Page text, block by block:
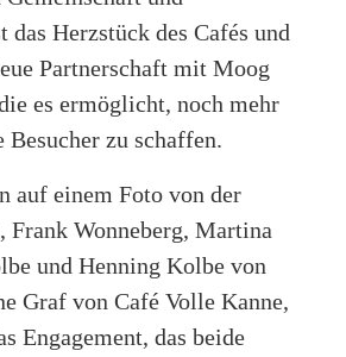
das Herzstück des Cafés und
Partnerschaft mit Moog
es ermöglicht, noch mehr
Besucher zu schaffen.
auf einem Foto von der
Frank Wonneberg, Martina
und Henning Kolbe von
Graf von Café Volle Kanne,
Engagement, das beide